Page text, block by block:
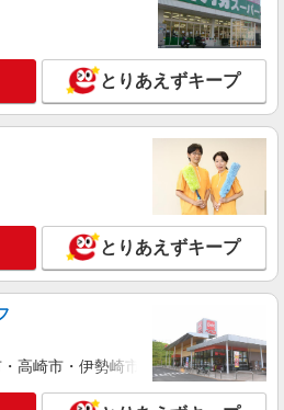
詳細を見る
社 メディカルケア事業部/博多オフィ
円 ★週払いOK（規定あり） ※給与
能力による
福岡市城南区 【最寄駅】地下鉄七隈線
1番出口より徒歩5分
詳細を見る
介予定派遣
とりあえずキープ
とりあえずキープ
高崎市・伊勢崎市・太田市・館林市